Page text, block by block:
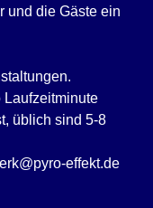
und die Gäste ein
Laufzeitminute
üblich sind 5-8
effekt.de